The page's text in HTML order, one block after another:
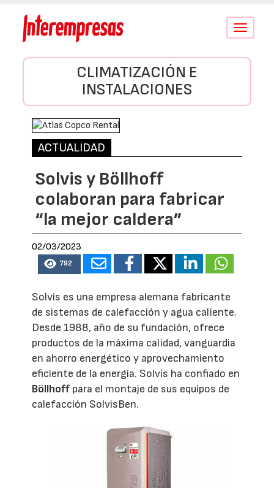
Conmutar
CLIMATIZACIÓN E
INSTALACIONES
ACTUALIDAD
Solvis y Böllhoff
colaboran para fabricar
“la mejor caldera”
02/03/2023
792
Solvis es una empresa alemana fabricante
de sistemas de calefacción y agua caliente.
Desde 1988, año de su fundación, ofrece
productos de la máxima calidad, vanguardia
en ahorro energético y aprovechamiento
eficiente de la energía. Solvis ha confiado en
Böllhoff para el montaje de sus equipos de
calefacción SolvisBen.